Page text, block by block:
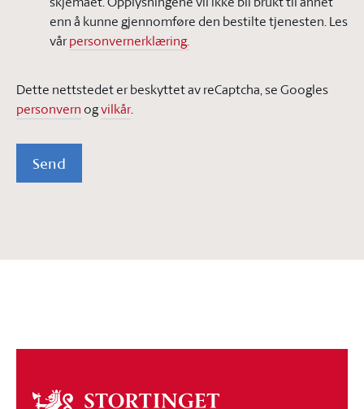
enn å kunne gjennomføre den bestilte tjenesten. Les
vårpersonvernerklæring.
Dette nettstedet er beskyttet av reCaptcha, se Googles
personvern ogvilkår.
Send
Om